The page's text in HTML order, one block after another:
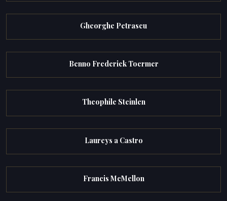
Gheorghe Petrascu
Benno Frederick Toermer
Theophile Steinlen
Laureys a Castro
Francis McMellon